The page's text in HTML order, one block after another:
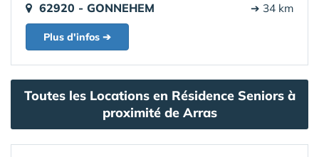
62920 - GONNEHEM ➔ 34 km
Plus d'infos ➔
Toutes les Locations en Résidence Seniors à
proximité de Arras